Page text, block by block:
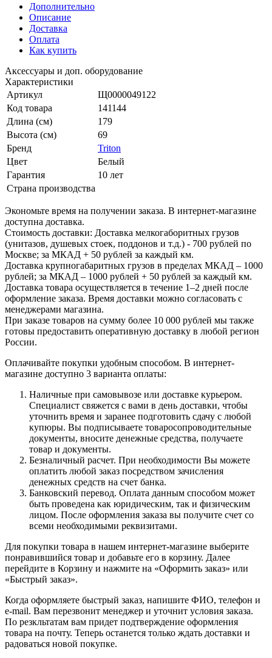
Дополнительно
Описание
Доставка
Оплата
Как купить
Аксессуары и доп. оборудование
Характеристики
Артикул
Щ0000049122
Код товара
141144
Длина (см)
179
Высота (см)
69
Бренд
Triton
Цвет
Белый
Гарантия
10 лет
Страна производства
Экономьте время на получении заказа. В интернет-магазине
доступна доставка.
Стоимость доставки: Доставка мелкогаборитных грузов
(унитазов, душевых стоек, поддонов и т.д.) - 700 рублей по
Москве; за МКАД + 50 рублей за каждый км.
Доставка крупногабаритных грузов в пределах МКАД – 1000
рублей; за МКАД – 1000 рублей + 50 рублей за каждый км.
Доставка товара осуществляется в течение 1–2 дней после
оформление заказа. Время доставки можно согласовать с
менеджерами магазина.
При заказе товаров на сумму более 10 000 рублей мы также
готовы предоставить оперативную доставку в любой регион
России.
Оплачивайте покупки удобным способом. В интернет-
магазине доступно 3 варианта оплаты:
Наличные при самовывозе или доставке курьером.
Специалист свяжется с вами в день доставки, чтобы
уточнить время и заранее подготовить сдачу с любой
купюры. Вы подписываете товаросопроводительные
документы, вносите денежные средства, получаете
товар и документы.
Безналичный расчет. При необходимости Вы можете
оплатить любой заказ посредством зачисления
денежных средств на счет банка.
Банковский перевод. Оплата данным способом может
быть проведена как юридическим, так и физическим
лицом. После оформления заказа вы получите счет со
всеми необходимыми реквизитами.
Для покупки товара в нашем интернет-магазине выберите
понравившийся товар и добавьте его в корзину. Далее
перейдите в Корзину и нажмите на «Оформить заказ» или
«Быстрый заказ».
Когда оформляете быстрый заказ, напишите ФИО, телефон и
e-mail. Вам перезвонит менеджер и уточнит условия заказа.
По резкльтатам вам придет подтверждение оформления
товара на почту. Теперь останется только ждать доставки и
радоваться новой покупке.